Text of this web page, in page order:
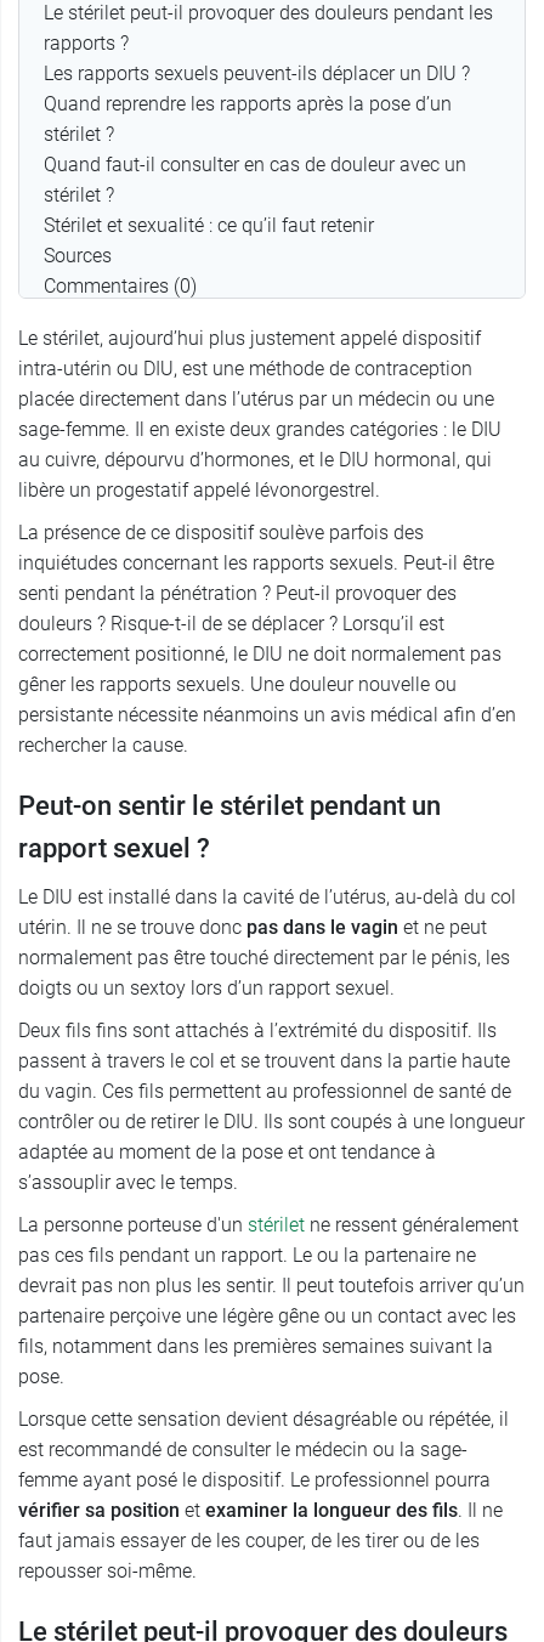
Le stérilet peut-il provoquer des douleurs pendant les
rapports ?
Les rapports sexuels peuvent-ils déplacer un DIU ?
Quand reprendre les rapports après la pose d’un
stérilet ?
Quand faut-il consulter en cas de douleur avec un
stérilet ?
Stérilet et sexualité : ce qu’il faut retenir
Sources
Commentaires (0)
Le stérilet, aujourd’hui plus justement appelé dispositif
intra-utérin ou DIU, est une méthode de contraception
placée directement dans l’utérus par un médecin ou une
sage-femme. Il en existe deux grandes catégories : le DIU
au cuivre, dépourvu d’hormones, et le DIU hormonal, qui
libère un progestatif appelé lévonorgestrel.
La présence de ce dispositif soulève parfois des
inquiétudes concernant les rapports sexuels. Peut-il être
senti pendant la pénétration ? Peut-il provoquer des
douleurs ? Risque-t-il de se déplacer ? Lorsqu’il est
correctement positionné, le DIU ne doit normalement pas
gêner les rapports sexuels. Une douleur nouvelle ou
persistante nécessite néanmoins un avis médical afin d’en
rechercher la cause.
Peut-on sentir le stérilet pendant un
rapport sexuel ?
Le DIU est installé dans la cavité de l’utérus, au-delà du col
utérin. Il ne se trouve donc pas dans le vagin et ne peut
normalement pas être touché directement par le pénis, les
doigts ou un sextoy lors d’un rapport sexuel.
Deux fils fins sont attachés à l’extrémité du dispositif. Ils
passent à travers le col et se trouvent dans la partie haute
du vagin. Ces fils permettent au professionnel de santé de
contrôler ou de retirer le DIU. Ils sont coupés à une longueur
adaptée au moment de la pose et ont tendance à
s’assouplir avec le temps.
La personne porteuse d'un stérilet ne ressent généralement
pas ces fils pendant un rapport. Le ou la partenaire ne
devrait pas non plus les sentir. Il peut toutefois arriver qu’un
partenaire perçoive une légère gêne ou un contact avec les
fils, notamment dans les premières semaines suivant la
pose.
Lorsque cette sensation devient désagréable ou répétée, il
est recommandé de consulter le médecin ou la sage-
femme ayant posé le dispositif. Le professionnel pourra
vérifier sa position et examiner la longueur des fils. Il ne
faut jamais essayer de les couper, de les tirer ou de les
repousser soi-même.
Le stérilet peut-il provoquer des douleurs